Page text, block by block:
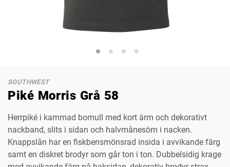
SOUTHWEST
Piké Morris Grå 58
Herrpiké i kammad bomull med kort ärm och dekorativt
nackband, slits i sidan och halvmånesöm i nacken.
Knappslån har en fiskbensmönsrad insida i avvikande färg
samt en diskret brodyr som går ton i ton. Dubbelsidig krage